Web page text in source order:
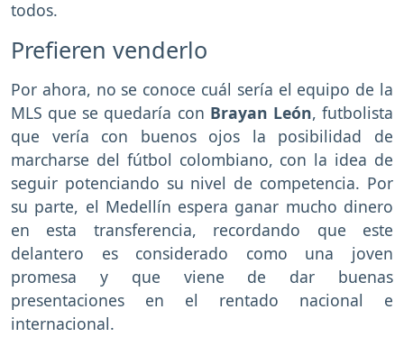
todos.
Prefieren venderlo
Por ahora, no se conoce cuál sería el equipo de la
MLS que se quedaría con Brayan León, futbolista
que vería con buenos ojos la posibilidad de
marcharse del fútbol colombiano, con la idea de
seguir potenciando su nivel de competencia. Por
su parte, el Medellín espera ganar mucho dinero
en esta transferencia, recordando que este
delantero es considerado como una joven
promesa y que viene de dar buenas
presentaciones en el rentado nacional e
internacional.